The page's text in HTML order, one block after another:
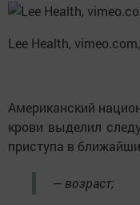
Lee Health,
Американский
крови выделил
приступа в
— возраст;